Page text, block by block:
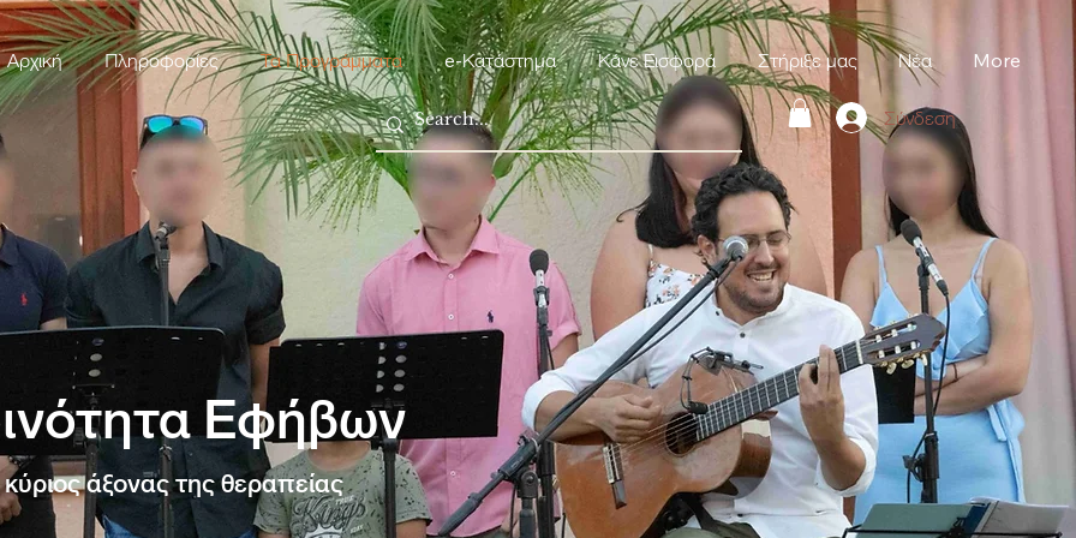
Αρχική Πληροφορίες Τα Προγράμματα e-Κατάστημα Κάνε Εισφορά Στήριξε μας Νέα More
Σύνδεση
άξονας της θεραπείας
Εφήβων